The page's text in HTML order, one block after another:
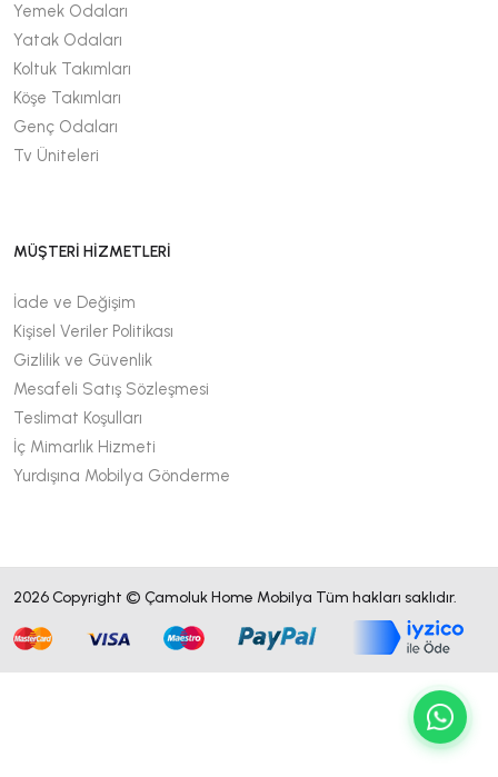
Yemek Odaları
Yatak Odaları
Koltuk Takımları
Köşe Takımları
Genç Odaları
Tv Üniteleri
MÜŞTERİ HİZMETLERİ
İade ve Değişim
Kişisel Veriler Politikası
Gizlilik ve Güvenlik
Mesafeli Satış Sözleşmesi
Teslimat Koşulları
İç Mimarlık Hizmeti
Yurdışına Mobilya Gönderme
2026 Copyright © Çamoluk Home Mobilya Tüm hakları saklıdır.